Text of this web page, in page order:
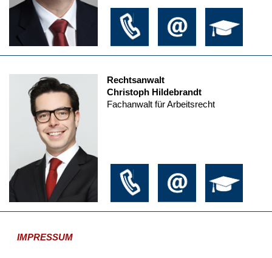
Rechtsanwalt
Christoph Hildebrandt
Fachanwalt für Arbeitsrecht
IMPRESSUM